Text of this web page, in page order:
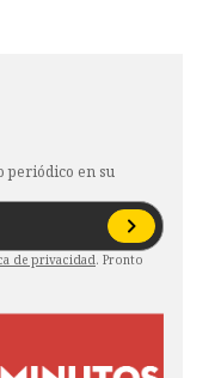
periódico en su
de privacidad. Pronto